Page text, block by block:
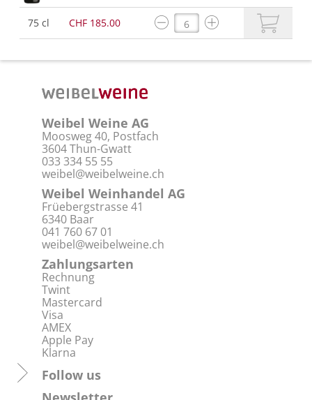
75 cl CHF 185.00
Weibel Weine AG
Moosweg 40, Postfach
3604 Thun-Gwatt
033 334 55 55
weibel@weibelweine.ch
Weibel Weinhandel AG
Früebergstrasse 41
6340 Baar
041 760 67 01
weibel@weibelweine.ch
Zahlungsarten
Rechnung
Twint
Mastercard
Visa
AMEX
Apple Pay
Klarna
Follow us